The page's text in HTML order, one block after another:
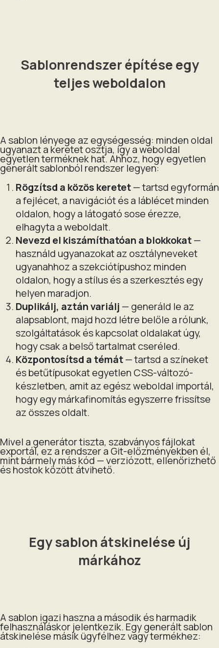
Sablonrendszer építése egy
teljes weboldalon
A sablon lényege az egységesség: minden oldal
ugyanazt a keretet osztja, így a weboldal
egyetlen terméknek hat. Ahhoz, hogy egyetlen
generált sablonból rendszer legyen:
Rögzítsd a közös keretet— tartsd egyformán
a fejlécet, a navigációt és a láblécet minden
oldalon, hogy a látogató sose érezze,
elhagyta a weboldalt.
Nevezd el kiszámíthatóan a blokkokat—
használd ugyanazokat az osztályneveket
ugyanahhoz a szekciótípushoz minden
oldalon, hogy a stílus és a szerkesztés egy
helyen maradjon.
Duplikálj, aztán variálj — generáld le az
alapsablont, majd hozd létre belőle a rólunk,
szolgáltatások és kapcsolat oldalakat úgy,
hogy csak a belső tartalmat cseréled.
Központosítsd a témát— tartsd a színeket
és betűtípusokat egyetlen CSS-változó-
készletben, amit az egész weboldal importál,
hogy egy márkafinomítás egyszerre frissítse
az összes oldalt.
Mivel a generátor tiszta, szabványos fájlokat
exportál, ez a rendszer a Git-előzményekben él,
mint bármely más kód — verziózott, ellenőrizhető
és hostok között átvihető.
Egy sablon átskinelése új
márkához
A sablon igazi haszna a második és harmadik
felhasználáskor jelentkezik. Egy generált sablon
átskinelése másik ügyfélhez vagy termékhez: